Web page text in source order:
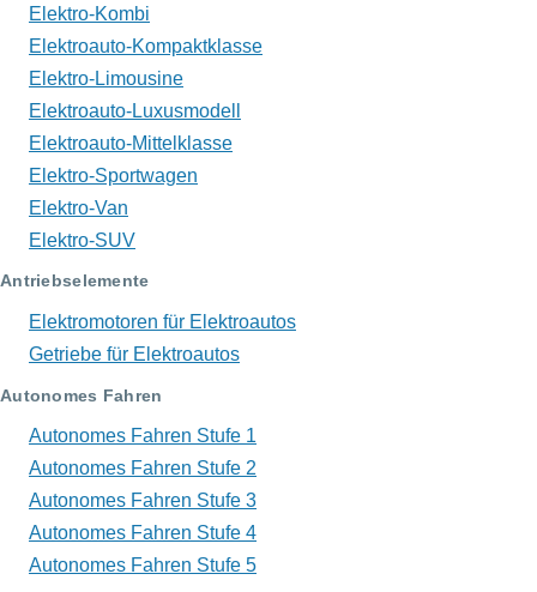
Elektro-Kombi
Elektroauto-Kompaktklasse
Elektro-Limousine
Elektroauto-Luxusmodell
Elektroauto-Mittelklasse
Elektro-Sportwagen
Elektro-Van
Elektro-SUV
Antriebselemente
Elektromotoren für Elektroautos
Getriebe für Elektroautos
Autonomes Fahren
Autonomes Fahren Stufe 1
Autonomes Fahren Stufe 2
Autonomes Fahren Stufe 3
Autonomes Fahren Stufe 4
Autonomes Fahren Stufe 5